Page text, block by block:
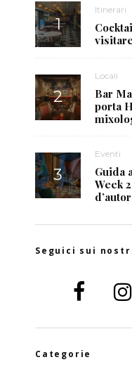
Itinerari
Locali
Bar
porta
Eventi
Guida
Week
Seguici sui
Categorie